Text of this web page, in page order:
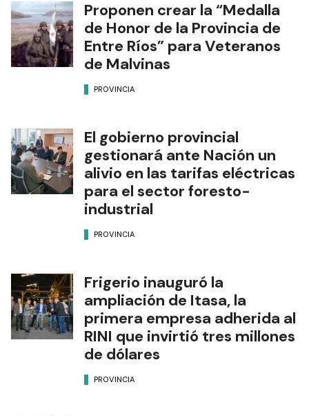
Proponen crear la “Medalla
de Honor de la Provincia de
Entre Ríos” para Veteranos
de Malvinas
PROVINCIA
El gobierno provincial
gestionará ante Nación un
alivio en las tarifas eléctricas
para el sector foresto-
industrial
PROVINCIA
Frigerio inauguró la
ampliación de Itasa, la
primera empresa adherida al
RINI que invirtió tres millones
de dólares
PROVINCIA